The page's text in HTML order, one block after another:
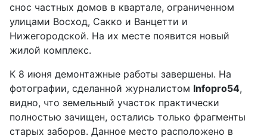
снос частных домов в квартале, ограниченном
улицами Восход, Сакко и Ванцетти и
Нижегородской. На их месте появится новый
жилой комплекс.
К 8 июня демонтажные работы завершены. На
фотографии, сделанной журналистом Infopro54,
видно, что земельный участок практически
полностью зачищен, остались только фрагменты
старых заборов. Данное место расположено в